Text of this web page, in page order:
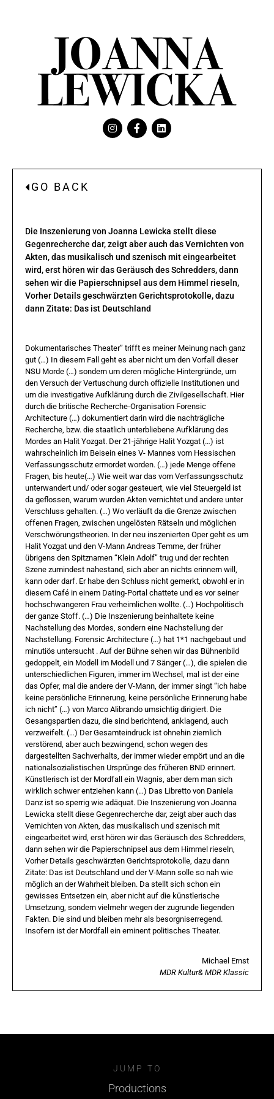
GO BACK
Die Inszenierung von Joanna Lewicka stellt diese
Gegenrecherche dar, zeigt aber auch das Vernichten von
Akten, das musikalisch und szenisch mit eingearbeitet
wird, erst hören wir das Geräusch des Schredders, dann
sehen wir die Papierschnipsel aus dem Himmel rieseln,
Vorher Details geschwärzten Gerichtsprotokolle, dazu
dann Zitate: Das ist Deutschland
Dokumentarisches Theater” trifft es meiner Meinung nach ganz
gut (…) In diesem Fall geht es aber nicht um den Vorfall dieser
NSU Morde (…) sondern um deren mögliche Hintergründe, um
den Versuch der Vertuschung durch offizielle Institutionen und
um die investigative Aufklärung durch die Zivilgesellschaft. Hier
durch die britische Recherche-Organisation Forensic
Architecture (…) dokumentiert darin wird die nachträgliche
Recherche, bzw. die staatlich unterbliebene Aufklärung des
Mordes an Halit Yozgat. Der 21-jährige Halit Yozgat (…) ist
wahrscheinlich im Beisein eines V- Mannes vom Hessischen
Verfassungsschutz ermordet worden. (…) jede Menge offene
Fragen, bis heute(…) Wie weit war das vom Verfassungsschutz
unterwandert und/ oder sogar gesteuert, wie viel Steuergeld ist
da geflossen, warum wurden Akten vernichtet und andere unter
Verschluss gehalten. (…) Wo verläuft da die Grenze zwischen
offenen Fragen, zwischen ungelösten Rätseln und möglichen
Verschwörungstheorien. In der neu inszenierten Oper geht es um
Halit Yozgat und den V-Mann Andreas Temme, der früher
übrigens den Spitznamen “Klein Adolf” trug und der rechten
Szene zumindest nahestand, sich aber an nichts erinnern will,
kann oder darf. Er habe den Schluss nicht gemerkt, obwohl er in
diesem Café in einem Dating-Portal chattete und es vor seiner
hochschwangeren Frau verheimlichen wollte. (…) Hochpolitisch
der ganze Stoff. (…) Die Inszenierung beinhaltete keine
Nachstellung des Mordes, sondern eine Nachstellung der
Nachstellung. Forensic Architecture (…) hat 1*1 nachgebaut und
minutiös untersucht . Auf der Bühne sehen wir das Bühnenbild
gedoppelt, ein Modell im Modell und 7 Sänger (…), die spielen die
unterschiedlichen Figuren, immer im Wechsel, mal ist der eine
das Opfer, mal die andere der V-Mann, der immer singt “ich habe
keine persönliche Erinnerung, keine persönliche Erinnerung habe
ich nicht” (…) von Marco Alibrando umsichtig dirigiert. Die
Gesangspartien dazu, die sind berichtend, anklagend, auch
verzweifelt. (…) Der Gesamteindruck ist ohnehin ziemlich
verstörend, aber auch bezwingend, schon wegen des
dargestellten Sachverhalts, der immer wieder empört und an die
nationalsozialistischen Ursprünge des früheren BND erinnert.
Künstlerisch ist der Mordfall ein Wagnis, aber dem man sich
wirklich schwer entziehen kann (…) Das Libretto von Daniela
Danz ist so sperrig wie adäquat. Die Inszenierung von Joanna
Lewicka stellt diese Gegenrecherche dar, zeigt aber auch das
Vernichten von Akten, das musikalisch und szenisch mit
eingearbeitet wird, erst hören wir das Geräusch des Schredders,
dann sehen wir die Papierschnipsel aus dem Himmel rieseln,
Vorher Details geschwärzten Gerichtsprotokolle, dazu dann
Zitate: Das ist Deutschland und der V-Mann solle so nah wie
möglich an der Wahrheit bleiben. Da stellt sich schon ein
gewisses Entsetzen ein, aber nicht auf die künstlerische
Umsetzung, sondern vielmehr wegen der zugrunde liegenden
Fakten. Die sind und bleiben mehr als besorgniserregend.
Insofern ist der Mordfall ein eminent politisches Theater.
Michael Ernst
MDR Kultur& MDR Klassic
JUMP TO
Productions